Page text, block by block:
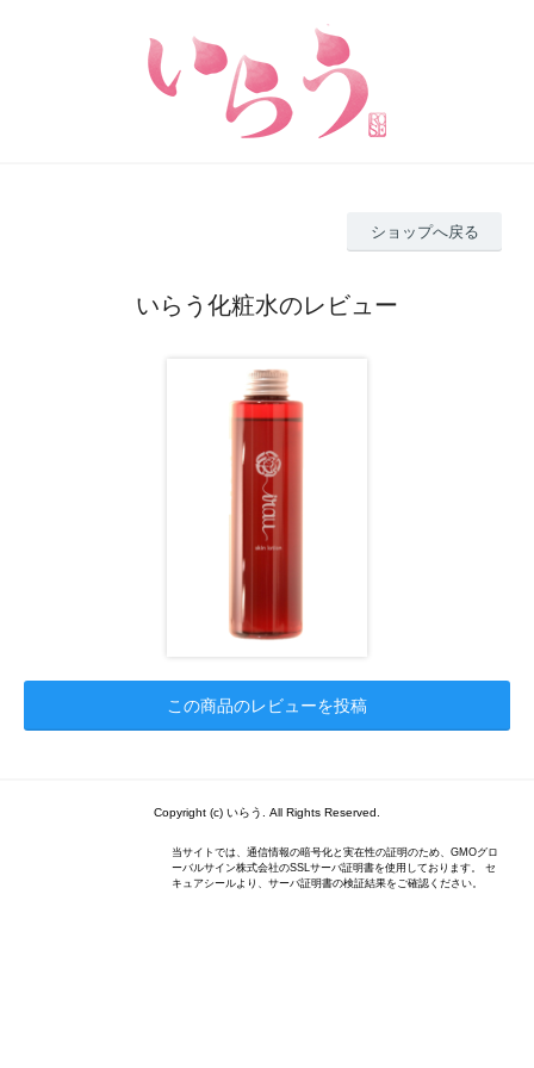
ショップへ戻る
いらう化粧水のレビュー
この商品のレビューを投稿
Copyright (c) いらう. All Rights Reserved.
当サイトでは、通信情報の暗号化と実在性の証明のため、GMOグロ
ーバルサイン株式会社のSSLサーバ証明書を使用しております。 セ
キュアシールより、サーバ証明書の検証結果をご確認ください。